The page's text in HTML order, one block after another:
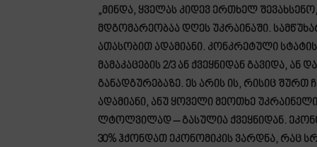
„მინდა, ყველას კიდევ ერთხელ
მდგომარეობაა დღეს უკრაინაში.
ათასობით ადამიანი. კონკრეტული
მამაკაცების 2/3 ან ქვეყნიდან გავიდა,
განადგურებაზე. ეს არის ის, რისიც შურთ
ადამიანი, ანუ ყოველი მეოთხე
ლტოლვილად – გასულია ქვეყნიდან.
30% ჰქონდათ ეკონომიკის ვარდნა, რაც